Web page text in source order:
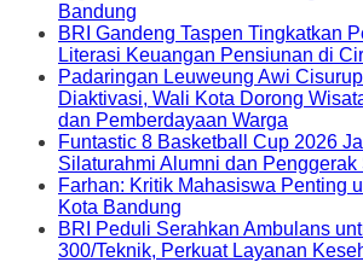
Bandung
BRI Gandeng Taspen Tingkatkan
Literasi Keuangan Pensiunan di
Padaringan Leuweung Awi
Diaktivasi, Wali Kota Dorong
dan Pemberdayaan Warga
Funtastic 8 Basketball Cup 2026
Silaturahmi Alumni dan Penggerak
Farhan: Kritik Mahasiswa Penting
Kota Bandung
BRI Peduli Serahkan Ambulans
300/Teknik, Perkuat Layanan